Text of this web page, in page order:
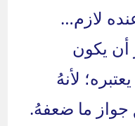
لازم…
أن يكون
لأنهُ
ما ضعفهُ.